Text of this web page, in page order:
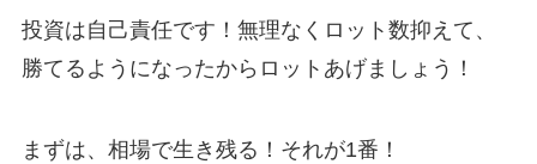
投資は自己責任です！無理なくロット数抑えて、
勝てるようになったからロットあげましょう！
まずは、相場で生き残る！それが1番！